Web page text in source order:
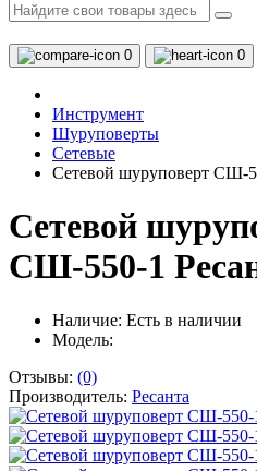
0 0
Инструмент
Шуруповерты
Сетевые
Сетевой шуруповерт СШ-
Сетевой
СШ-550-1
Наличие: Есть в наличии
Модель:
Отзывы: (0)
Производитель: Ресанта